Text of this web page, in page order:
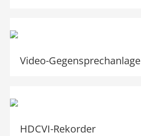
Video-Gegensprechanlage
HDCVI-Rekorder